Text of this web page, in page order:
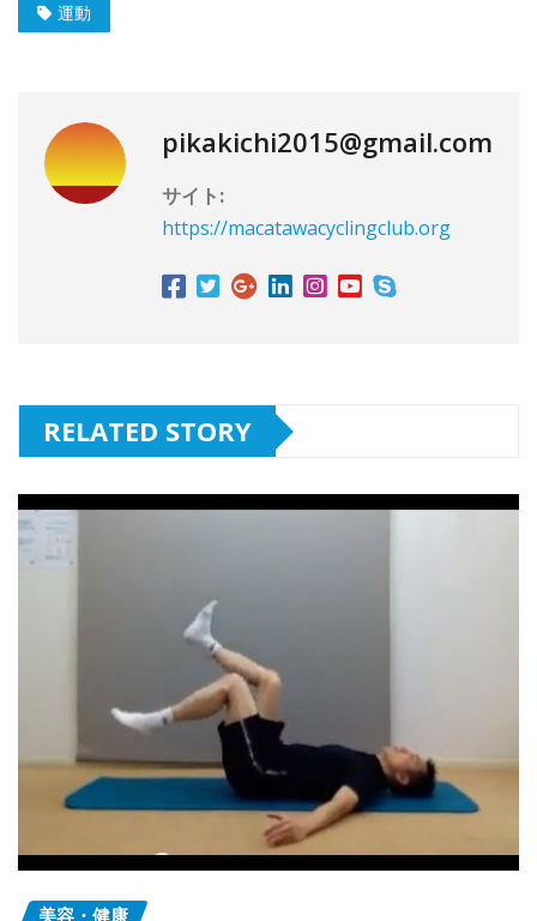
運動
pikakichi2015@gmail.com
サイト:
https://macatawacyclingclub.org
RELATED STORY
美容・健康